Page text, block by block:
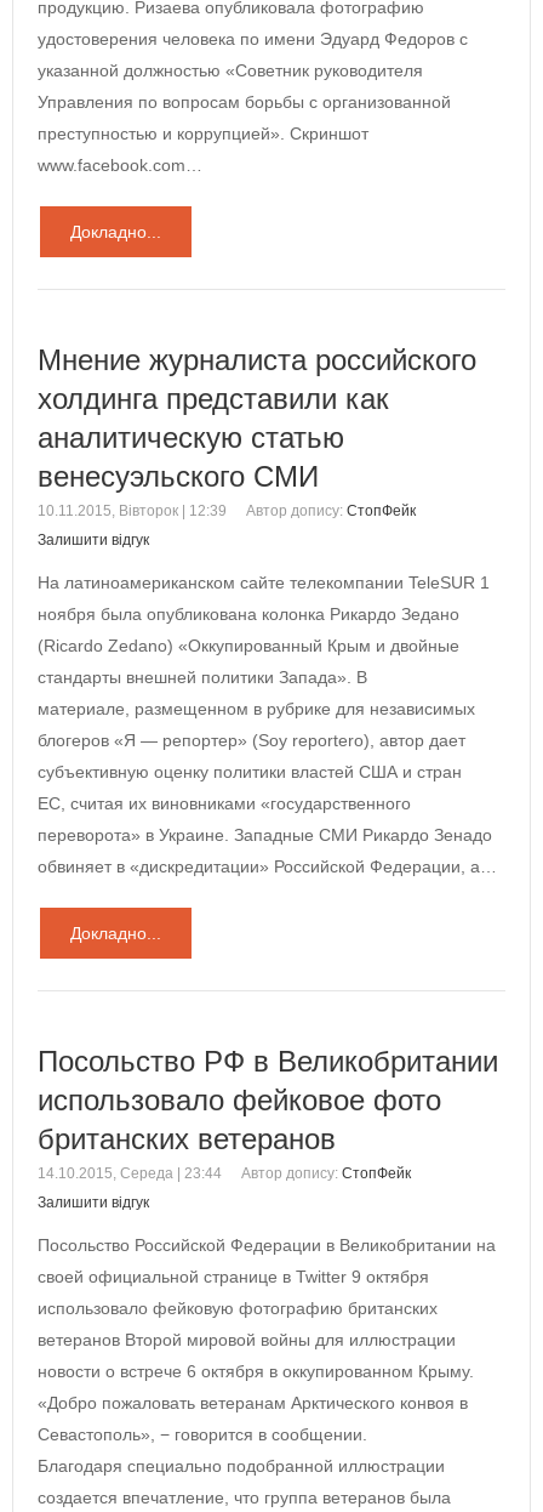
продукцию. Ризаева опубликовала фотографию
удостоверения человека по имени Эдуард Федоров с
указанной должностью «Советник руководителя
Управления по вопросам борьбы с организованной
преступностью и коррупцией». Скриншот
www.facebook.com…
Докладно...
Мнение журналиста российского
холдинга представили как
аналитическую статью
венесуэльского СМИ
10.11.2015, Вівторок | 12:39 Автор допису: СтопФейк
Залишити відгук
На латиноамериканском сайте телекомпании TeleSUR 1
ноября была опубликована колонка Рикардо Зедано
(Ricardo Zedano) «Оккупированный Крым и двойные
стандарты внешней политики Запада». В
материале, размещенном в рубрике для независимых
блогеров «Я — репортер» (Soy reportero), автор дает
субъективную оценку политики властей США и стран
ЕС, считая их виновниками «государственного
переворота» в Украине. Западные СМИ Рикардо Зенадо
обвиняет в «дискредитации» Российской Федерации, а…
Докладно...
Посольство РФ в Великобритании
использовало фейковое фото
британских ветеранов
14.10.2015, Середа | 23:44 Автор допису: СтопФейк
Залишити відгук
Посольство Российской Федерации в Великобритании на
своей официальной странице в Twitter 9 октября
использовало фейковую фотографию британских
ветеранов Второй мировой войны для иллюстрации
новости о встрече 6 октября в оккупированном Крыму.
«Добро пожаловать ветеранам Арктического конвоя в
Севастополь», − говорится в сообщении.
Благодаря специально подобранной иллюстрации
создается впечатление, что группа ветеранов была